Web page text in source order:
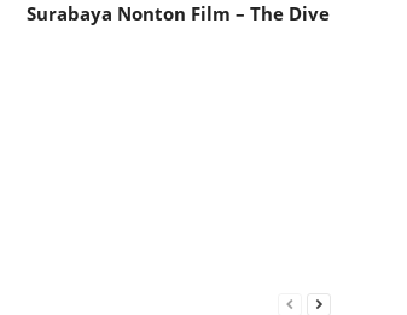
Surabaya Nonton Film – The Dive